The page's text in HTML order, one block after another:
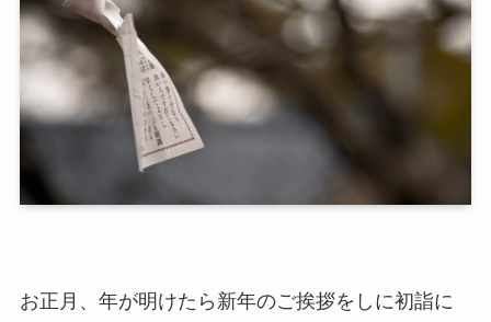
お正月、年が明けたら新年のご挨拶をしに初詣に